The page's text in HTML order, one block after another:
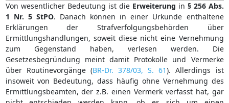
Von wesentlicher Bedeutung ist die Erweiterung in § 256 Abs.
1 Nr. 5 StPO. Danach können in einer Urkunde enthaltene
Erklärungen der Strafverfolgungsbehörden über
Ermittlungshandlungen, soweit diese nicht eine Vernehmung
zum Gegenstand haben, verlesen werden. Die
Gesetzesbegründung meint damit Protokolle und Vermerke
über Routinevorgänge (BR-Dr. 378/03, S. 61). Allerdings ist
insoweit von Bedeutung, dass häufig ohne Vernehmung des
Ermittlungsbeamten, der z.B. einen Vermerk verfasst hat, gar